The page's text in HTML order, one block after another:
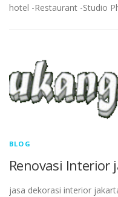
hotel -Restaurant -Studio
BLOG
Renovasi Interior
jasa dekorasi interior